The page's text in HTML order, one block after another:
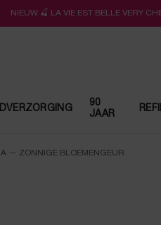
NIEUW 🍒 LA VIE EST BELLE VERY
90
JAAR
— ZONNIGE BLOEMENGEUR